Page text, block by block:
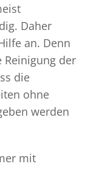
Daher
an. Denn
der
die
ohne
werden
mit